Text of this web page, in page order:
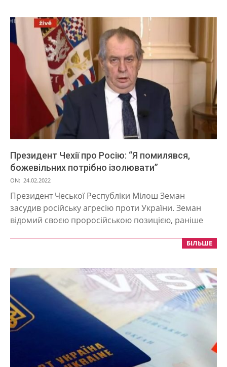
Президент Чехії про Росію: “Я помилявся,
божевільних потрібно ізолювати”
2022-
02-
24
ON: 24.02.2022
Президент Чеської Республіки Мілош Земан
засудив російську агресію проти України. Земан
відомий своєю проросійською позицією, раніше
БІЛЬШЕ